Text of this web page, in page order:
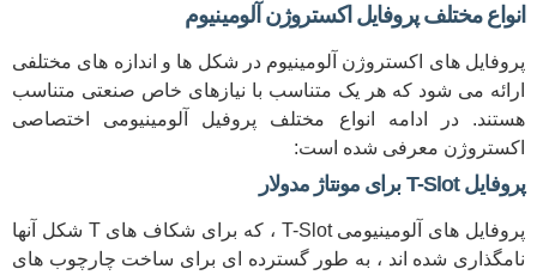
انواع مختلف پروفایل اکستروژن آلومینیوم
پروفایل های اکستروژن آلومینیوم در شکل ها و اندازه های مختلفی
ارائه می شود که هر یک متناسب با نیازهای خاص صنعتی متناسب
هستند. در ادامه انواع مختلف پروفیل آلومینیومی اختصاصی
اکستروژن معرفی شده است:
پروفایل T-Slot برای مونتاژ مدولار
پروفایل های آلومینیومی T-Slot ، که برای شکاف های T شکل آنها
نامگذاری شده اند ، به طور گسترده ای برای ساخت چارچوب های